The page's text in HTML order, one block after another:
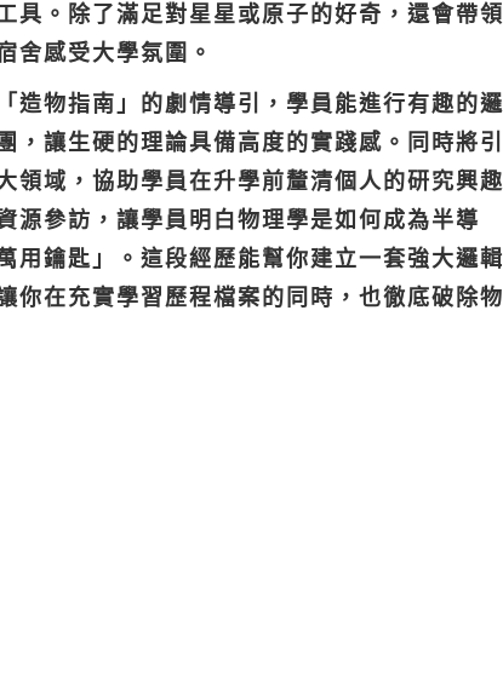
具。除了滿足對星星或原子的好奇，還會帶領
舍感受大學氛圍。
造物指南」的劇情導引，學員能進行有趣的邏
讓生硬的理論具備高度的實踐感。同時將引
領域，協助學員在升學前釐清個人的研究興趣
源參訪，讓學員明白物理學是如何成為半導
用鑰匙」。這段經歷能幫你建立一套強大邏輯
你在充實學習歷程檔案的同時，也徹底破除物